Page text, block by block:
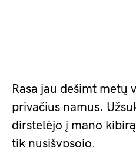
Rasa jau dešimt metų
privačius namus.
dirstelėjo į mano
tik nusišypsojo.